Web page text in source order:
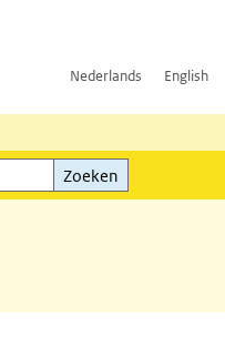
Nederlands English
Zoeken